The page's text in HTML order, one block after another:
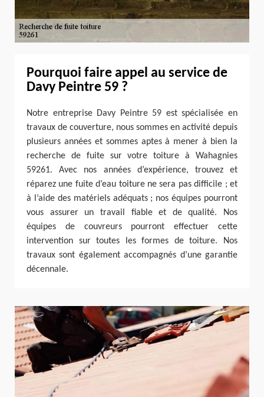
Pourquoi faire appel au service de
Davy Peintre 59 ?
Notre entreprise Davy Peintre 59 est spécialisée en
travaux de couverture, nous sommes en activité depuis
plusieurs années et sommes aptes à mener à bien la
recherche de fuite sur votre toiture à Wahagnies
59261. Avec nos années d’expérience, trouvez et
réparez une fuite d’eau toiture ne sera pas difficile ; et
à l’aide des matériels adéquats ; nos équipes pourront
vous assurer un travail fiable et de qualité. Nos
équipes de couvreurs pourront effectuer cette
intervention sur toutes les formes de toiture. Nos
travaux sont également accompagnés d’une garantie
décennale.